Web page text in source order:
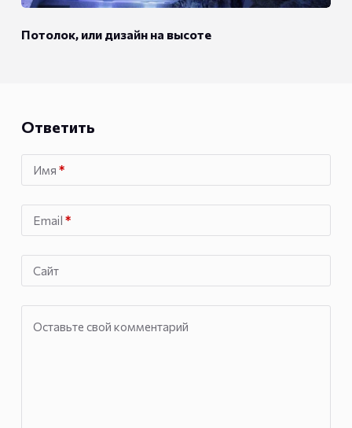
Потолок, или дизайн на высоте
Ответить
Имя *
Email *
Сайт
Оставьте свой комментарий